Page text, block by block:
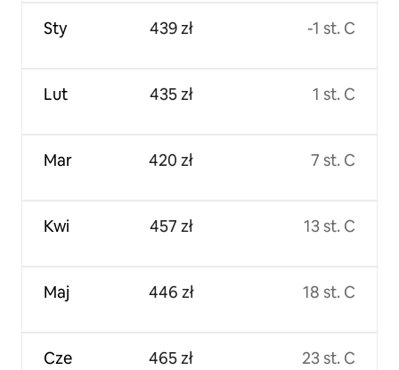
Sty
Lut
Mar
Kwi
Maj
Cze
439 zł
435 zł
420 zł
457 zł
446 zł
465 zł
-1 st. C
1 st. C
7 st. C
13 st. C
18 st. C
23 st. C